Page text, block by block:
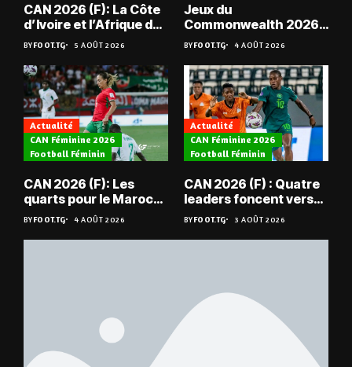
CAN 2026 (F): La Côte
d’Ivoire et l’Afrique du
Sud en quarts
BYFOOT.TG 5 AOÛT 2026
Jeux du
Commonwealth 2026 :
« Les médailles ne
tombent pas du ciel »,
Benjamin Boukpeti
BYFOOT.TG 4 AOÛT 2026
Actualité
CAN Féminine 2026
Football Féminin
CAN 2026 (F): Les
quarts pour le Maroc
et l’Algérie
BYFOOT.TG 4 AOÛT 2026
Actualité
CAN Féminine 2026
Football Féminin
CAN 2026 (F) : Quatre
leaders foncent vers
les quarts
BYFOOT.TG 3 AOÛT 2026